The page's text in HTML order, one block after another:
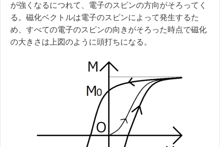
が強くなるにつれて、電子のスピンの方向がそろってく
る。磁化ベクトルは電子のスピンによって発生するた
め、すべての電子のスピンの向きがそろった時点で磁化
の大きさは上図のように頭打ちになる。